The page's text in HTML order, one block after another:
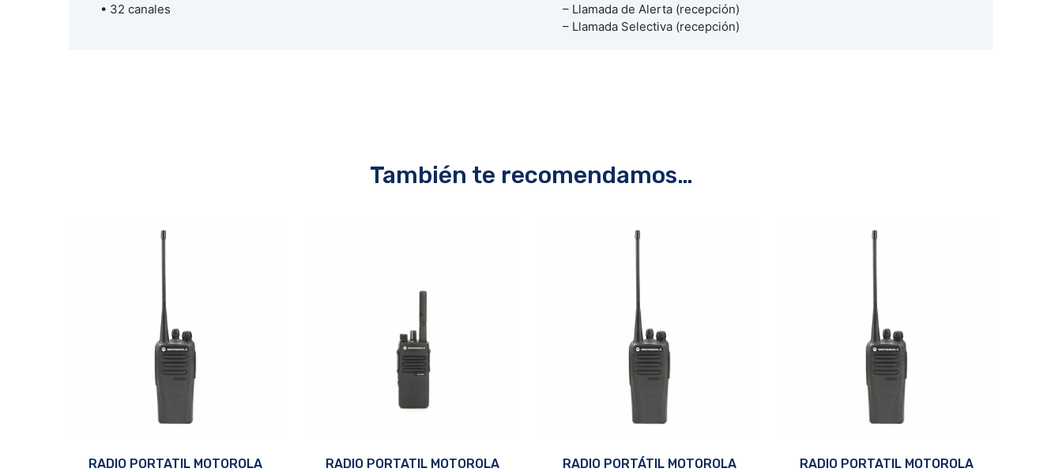
• 32 canales
– Llamada de Alerta (recepción)
– Llamada Selectiva (recepción)
También te recomendamos…
RADIO PORTATIL MOTOROLA
RADIO PORTATIL MOTOROLA
RADIO PORTÁTIL MOTOROLA
RADIO PORTATIL MOTOROLA